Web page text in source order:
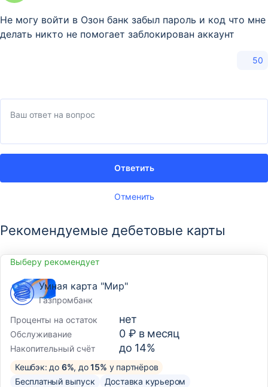
Не могу войти в Озон банк забыл пароль и код что мне
делать никто не помогает заблокирован аккаунт
50
Отменить
Ответить
Рекомендуемые дебетовые карты
Выберу рекомендует
Умная карта "Мир"
Газпромбанк
Проценты на остаток
нет
Обслуживание 0 ₽ в месяц
Накопительный счёт до 14%
Кешбэк: до 6%, до15% у партнёров
Бесплатный выпуск
Доставка курьером